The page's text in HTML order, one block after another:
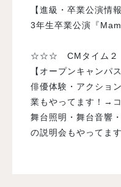
【進級・卒業公演情報
3年生卒業公演『
☆☆☆ CMタイム
【オープンキャンパ
俳優体験・アクショ
業もやってます！→
舞台照明・舞台音響
の説明会もやってま